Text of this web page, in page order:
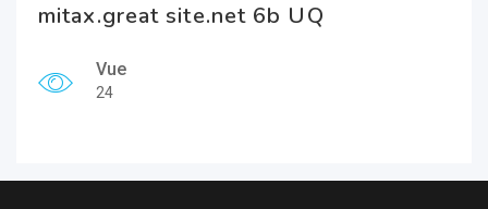
mitax.great site.net 6b UQ
Vue
24